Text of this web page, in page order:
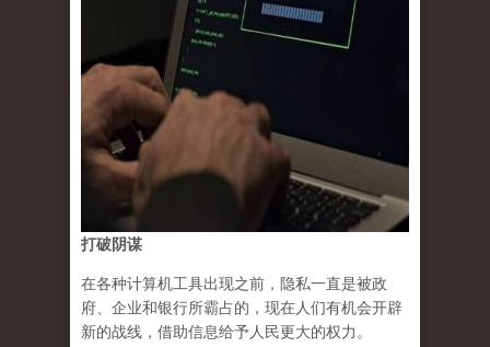
打破阴谋
在各种计算机工具出现之前，隐私一直是被政
府、企业和银行所霸占的，现在人们有机会开辟
新的战线，借助信息给予人民更大的权力。